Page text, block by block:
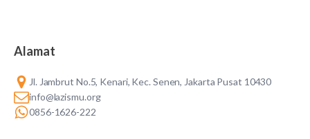
Alamat
Jl. Jambrut No.5, Kenari, Kec. Senen, Jakarta Pusat 10430
info@lazismu.org
0856-1626-222